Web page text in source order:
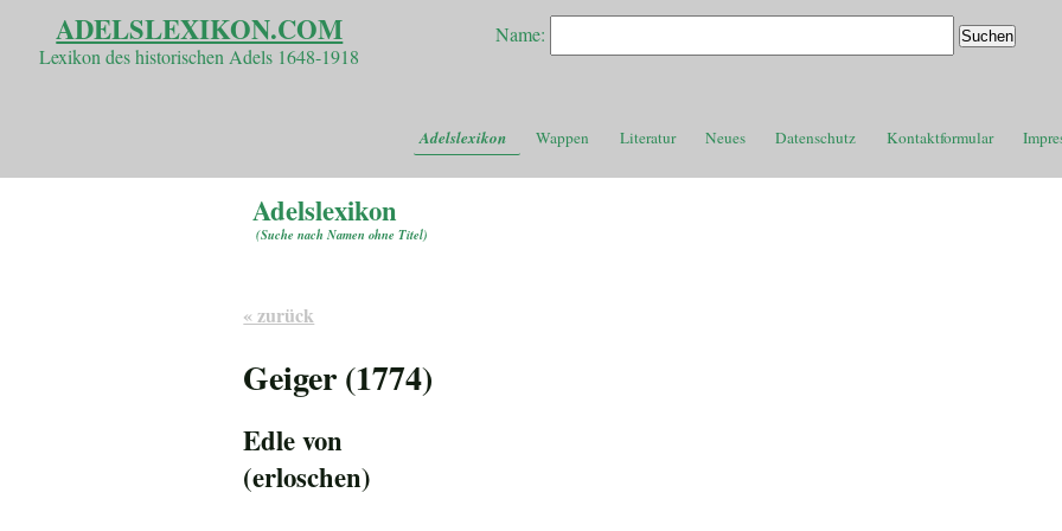
ADELSLEXIKON.COM
Lexikon des historischen Adels 1648-1918
Name:
Adelslexikon Wappen Literatur Neues Datenschutz Kontaktformular
Adelslexikon
(Suche nach Namen ohne Titel)
« zurück
Geiger (1774)
Edle von
(erloschen)